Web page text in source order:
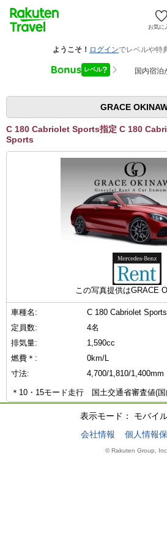
お気に
GRACE
C 180 Cabriolet Sports指定 C 180
Sports
この写真提供はGRACE
車種名:
C 180 Cabriolet Sports
定員数:
4名
排気量:
1,590cc
燃費＊:
0km/L
寸法:
4,700/1,810/1,400mm
＊10・15モード走行 国土交通省審査値(
表示モード： モバイ
会社情報
個人情報
© Rakuten Group, Inc.